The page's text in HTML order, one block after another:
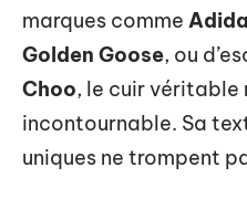
marques comme
Golden Goose, ou
Choo, le cuir véritable
incontournable. Sa
uniques ne trompent